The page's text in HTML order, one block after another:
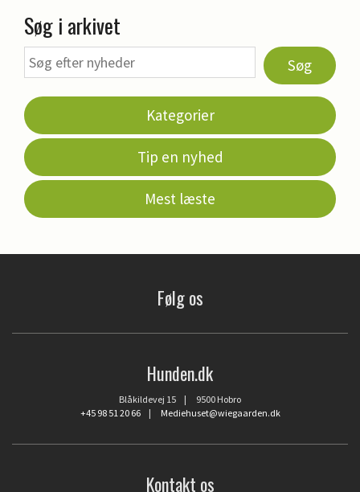
Søg i arkivet
Søg
Kategorier
Tip en nyhed
Mest læste
Følg os
Hunden.dk
Blåkildevej 15 | 9500 Hobro
+45 98 51 20 66| Mediehuset@wiegaarden.dk
Kontakt os